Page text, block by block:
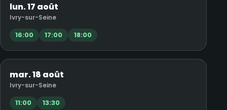
lun. 17 août
Ivry-sur-Seine
16:00 17:00 18:00
mar. 18 août
Ivry-sur-Seine
11:00 13:30